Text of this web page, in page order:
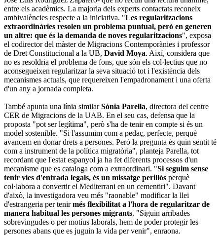
entre els acadèmics. La majoria dels experts contactats reconeix
ambivalències respecte a la iniciativa. "Les regularitzacions
extraordinàries resolen un problema puntual, però en generen
un altre: que és la demanda de noves regularitzacions", exposa
el codirector del màster de Migracions Contemporànies i professor
de Dret Constitucional a la UB, David Moya. Així, considera que
no es resoldria el problema de fons, que són els col·lectius que no
aconsegueixen regularitzar la seva situació tot i l'existència dels
mecanismes actuals, que requereixen l'empadronament i una oferta
d'un any a jornada completa.
També apunta una línia similarSònia Parella, directora del centre
CER de Migracions de la UAB. En el seu cas, defensa que la
proposta "pot ser legítima", però s'ha de tenir en compte si és un
model sostenible. "Si l'assumim com a pedaç, perfecte, perquè
avancem en donar drets a persones. Però la pregunta és quin sentit té
com a instrument de la política migratòria", planteja Parella, tot
recordant que l'estat espanyol ja ha fet diferents processos d'un
mecanisme que es cataloga com a extraordinari. "Si seguim sense
tenir vies d'entrada legals, és un missatge perillós perquè
col·labora a convertir el Mediterrani en un cementiri". Davant
d'això, la investigadora veu més "raonable" modificar la llei
d'estrangeria per tenirmés flexibilitat a l'hora de regularitzar de
manera habitual les persones migrants. "Siguin arribades
sobrevingudes o per motius laborals, hem de poder protegir les
persones abans que es juguin la vida per venir", enraona.